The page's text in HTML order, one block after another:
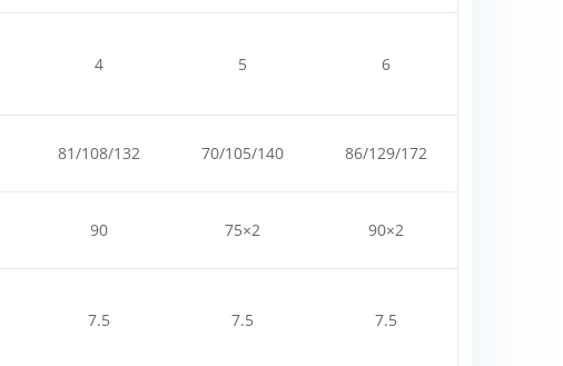
4 5 6
81/108/132 70/105/140 86/129/172
90 75×2 90×2
7.5 7.5 7.5